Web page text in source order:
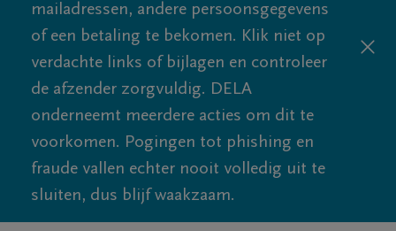
mailadressen, andere persoonsgegevens
of een betaling te bekomen. Klik niet op
verdachte links of bijlagen en controleer
de afzender zorgvuldig. DELA
onderneemt meerdere acties om dit te
voorkomen. Pogingen tot phishing en
fraude vallen echter nooit volledig uit te
sluiten, dus blijf waakzaam.